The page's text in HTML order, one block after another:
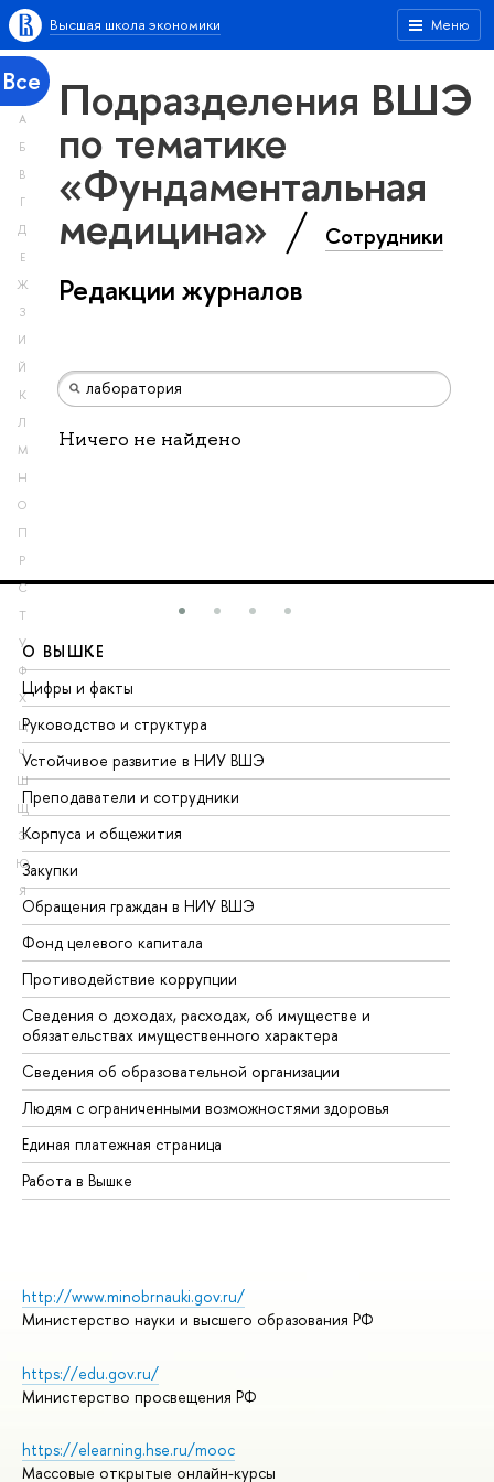
Меню
Высшая школа экономики
Все
А
Б
В
Г
Д
Е
Ж
З
И
Й
К
Л
М
Н
О
П
Р
С
Т
У
Ф
Х
Ц
Ч
Ш
Щ
Э
Ю
Я
Подразделения ВШЭ
по тематике
«Фундаментальная
медицина» Сотрудники
Редакции журналов
Ничего не найдено
О ВЫШКЕ
Цифры и факты
Руководство и структура
Устойчивое развитие в НИУ ВШЭ
Преподаватели и сотрудники
Корпуса и общежития
Закупки
Обращения граждан в НИУ ВШЭ
Фонд целевого капитала
Противодействие коррупции
Сведения о доходах, расходах, об имуществе и
обязательствах имущественного характера
Сведения об образовательной организации
Людям с ограниченными возможностями здоровья
Единая платежная страница
Работа в Вышке
http://www.minobrnauki.gov.ru/
Министерство науки и высшего образования РФ
https://edu.gov.ru/
Министерство просвещения РФ
https://elearning.hse.ru/mooc
Массовые открытые онлайн-курсы